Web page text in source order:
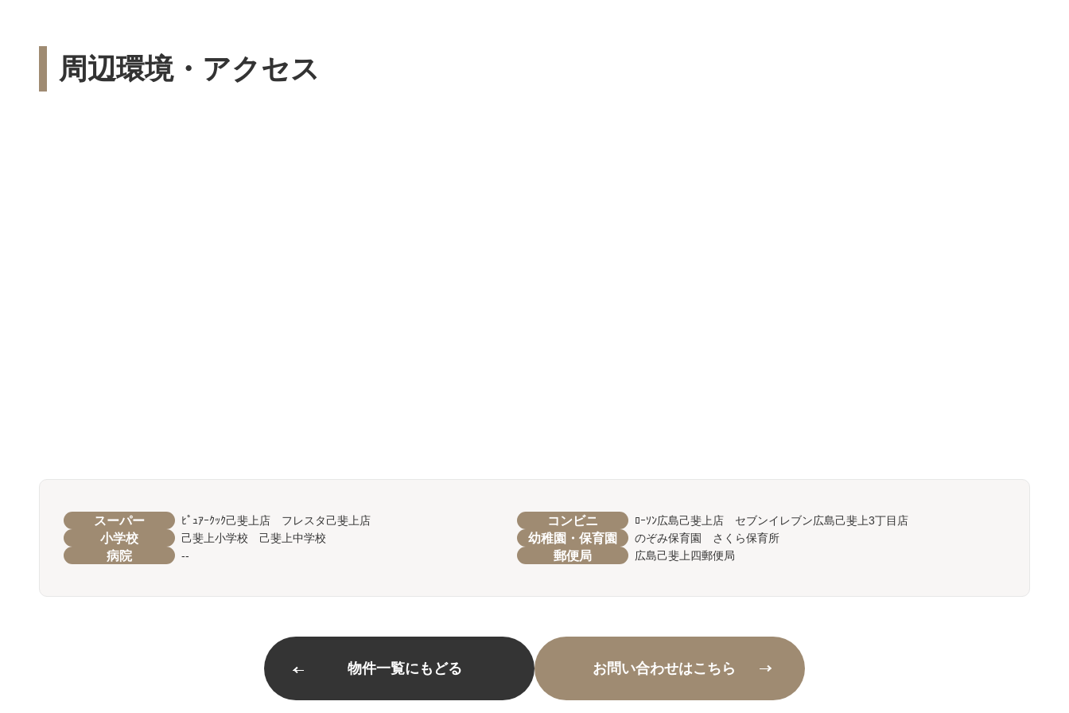
周辺環境・アクセス
スーパー ﾋﾟｭｱｰｸｯｸ己斐上店 フレスタ己斐上店 コンビニ ﾛｰｿﾝ広島己斐上店 セブンイレブン広島己斐上3丁目店
小学校 己斐上小学校 己斐上中学校 幼稚園・保育園 のぞみ保育園 さくら保育所
病院 -- 郵便局 広島己斐上四郵便局
物件一覧にもどる お問い合わせはこちら